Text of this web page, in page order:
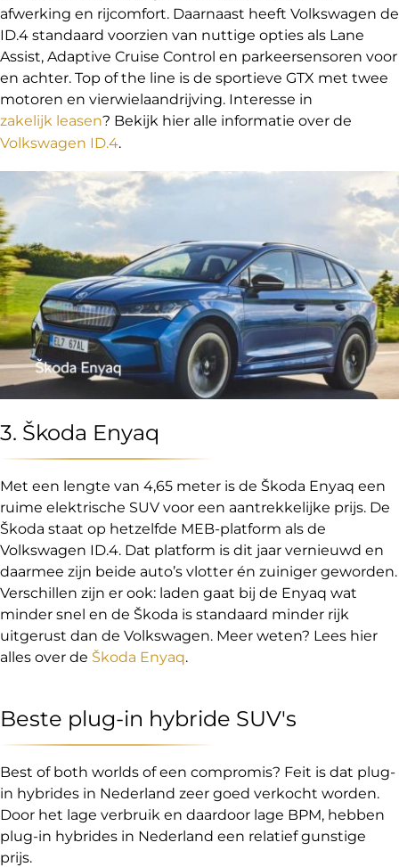
afwerking en rijcomfort. Daarnaast heeft Volkswagen de
ID.4 standaard voorzien van nuttige opties als Lane
Assist, Adaptive Cruise Control en parkeersensoren voor
en achter. Top of the line is de sportieve GTX met twee
motoren en vierwielaandrijving. Interesse in
zakelijk leasen? Bekijk hier alle informatie over de
Volkswagen ID.4.
3. Škoda Enyaq
Met een lengte van 4,65 meter is de Škoda Enyaq een
ruime elektrische SUV voor een aantrekkelijke prijs. De
Škoda staat op hetzelfde MEB-platform als de
Volkswagen ID.4. Dat platform is dit jaar vernieuwd en
daarmee zijn beide auto’s vlotter én zuiniger geworden.
Verschillen zijn er ook: laden gaat bij de Enyaq wat
minder snel en de Škoda is standaard minder rijk
uitgerust dan de Volkswagen. Meer weten? Lees hier
alles over de Škoda Enyaq.
Beste plug-in hybride SUV's
Best of both worlds of een compromis? Feit is dat plug-
in hybrides in Nederland zeer goed verkocht worden.
Door het lage verbruik en daardoor lage BPM, hebben
plug-in hybrides in Nederland een relatief gunstige
prijs.